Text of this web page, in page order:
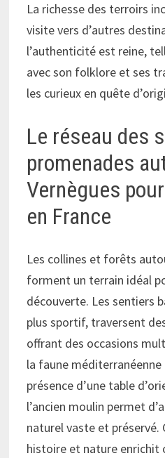
La richesse des terroirs
visite vers d’autres
l’authenticité est reine,
avec son folklore et ses
les curieux en quête
Le réseau des
promenades
Vernègues
en France
Les collines et forêts
forment un terrain idéal
découverte. Les sentiers
plus sportif, traversent
offrant des occasions
la faune
présence d’une table
l’ancien moulin permet
naturel vaste et
histoire et nature enrichit